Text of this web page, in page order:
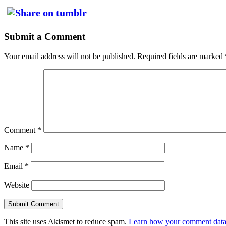
Submit a Comment
Your email address will not be published. Required fields are marked
Comment *
Name *
Email *
Website
This site uses Akismet to reduce spam. Learn how your comment